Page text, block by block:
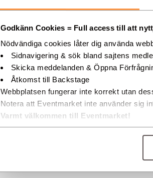
Godkänn Cookies = Full access till att
Nödvändiga cookies låter dig använda
Sidnavigering & sök bland sajtens
Skicka meddelanden & Öppna
Åtkomst till Backstage
Webbplatsen fungerar inte korrekt utan
Notera att Eventmarket inte använder sig
Varmt välkommen till Eventmarket!
Här